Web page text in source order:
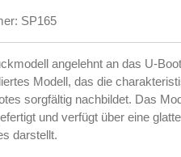
SP165
angelehnt an das U-
Modell, das die
sorgfältig nachbildet. Das
und verfügt über eine
darstellt.